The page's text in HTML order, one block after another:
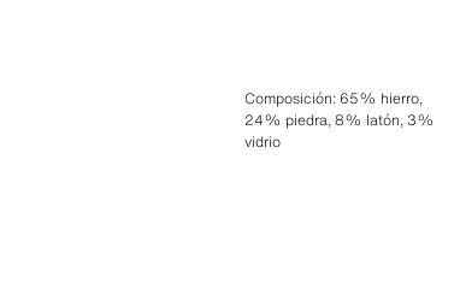
Composición: 65% hierro,
24% piedra, 8% latón, 3%
vidrio